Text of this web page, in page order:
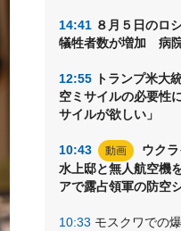
14:41 ８月５日のロ
犠牲者数が増加 病
12:55 トランプ米大
空ミサイルの必要性
サイルが欲しい」
10:43 動画
ウク
水上邸と無人航空機
アで露占領軍の防空
10:33 モスクワでの